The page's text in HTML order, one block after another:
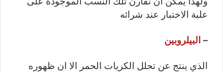
علبة الاختبار عند شرائه
– البيلروبين
الذي ينتج عن تحلل الكريات الحمر الا ان ظهوره